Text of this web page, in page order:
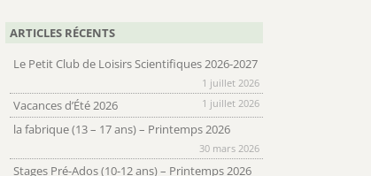
ARTICLES RÉCENTS
Le Petit Club de Loisirs Scientifiques 2026-2027
1 juillet 2026
Vacances d’Été 2026 1 juillet 2026
la fabrique (13 – 17 ans) – Printemps 2026
30 mars 2026
Stages Pré-Ados (10-12 ans) – Printemps 2026